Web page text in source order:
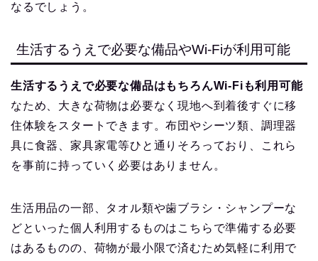
なるでしょう。
生活するうえで必要な備品やWi-Fiが利用可能
生活するうえで必要な備品はもちろんWi-Fiも利用可能
なため、大きな荷物は必要なく現地へ到着後すぐに移
住体験をスタートできます。布団やシーツ類、調理器
具に食器、家具家電等ひと通りそろっており、これら
を事前に持っていく必要はありません。
生活用品の一部、タオル類や歯ブラシ・シャンプーな
どといった個人利用するものはこちらで準備する必要
はあるものの、荷物が最小限で済むため気軽に利用で